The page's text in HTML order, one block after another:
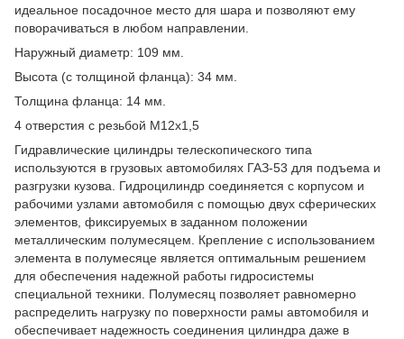
идеальное посадочное место для шара и позволяют ему
поворачиваться в любом направлении.
Наружный диаметр: 109 мм.
Высота (с толщиной фланца): 34 мм.
Толщина фланца: 14 мм.
4 отверстия с резьбой М12х1,5
Гидравлические цилиндры телескопического типа
используются в грузовых автомобилях ГАЗ-53 для подъема и
разгрузки кузова. Гидроцилиндр соединяется с корпусом и
рабочими узлами автомобиля с помощью двух сферических
элементов, фиксируемых в заданном положении
металлическим полумесяцем. Крепление с использованием
элемента в полумесяце является оптимальным решением
для обеспечения надежной работы гидросистемы
специальной техники. Полумесяц позволяет равномерно
распределить нагрузку по поверхности рамы автомобиля и
обеспечивает надежность соединения цилиндра даже в